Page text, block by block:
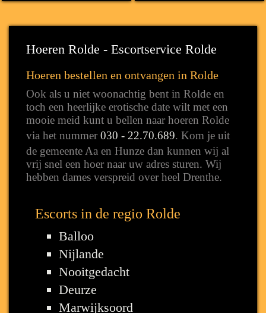
Hoeren Rolde - Escortservice Rolde
Hoeren bestellen en ontvangen in Rolde
Ook als u niet woonachtig bent in Rolde en
toch een heerlijke erotische date wilt met een
mooie meid kunt u bellen naar hoeren Rolde
via het nummer 030 - 22.70.689. Kom je uit
de gemeente Aa en Hunze dan kunnen wij al
vrij snel een hoer naar uw adres sturen. Wij
hebben dames verspreid over heel Drenthe.
Escorts in de regio Rolde
Balloo
Nijlande
Nooitgedacht
Deurze
Marwijksoord